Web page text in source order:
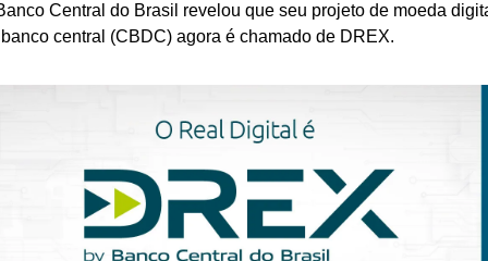
Central do Brasil revelou que seu projeto de moeda
central (CBDC) agora é chamado de DREX.